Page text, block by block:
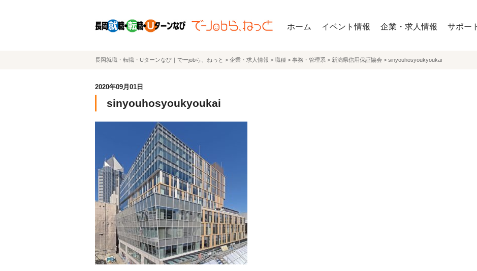
ホーム イベント情報 企業・求人情報 サポー
長岡就職・転職・Uターンなび｜でーjobら、ねっと > 企業・求人情報 > 職種 > 事務・管理系 > 新潟県信用保証協会 > sinyouhosyoukyoukai
2020年09月01日
sinyouhosyoukyoukai